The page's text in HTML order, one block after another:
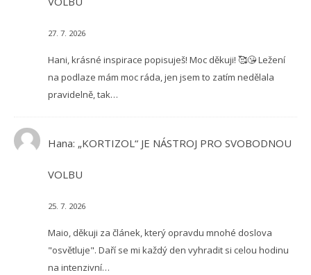
27. 7. 2026
Hani, krásné inspirace popisuješ! Moc děkuji! 🥰😘 Ležení
na podlaze mám moc ráda, jen jsem to zatím nedělala
pravidelně, tak…
Hana: „KORTIZOL“ JE NÁSTROJ PRO SVOBODNOU
VOLBU
25. 7. 2026
Maio, děkuji za článek, který opravdu mnohé doslova
"osvětluje". Daří se mi každý den vyhradit si celou hodinu
na intenzivní…